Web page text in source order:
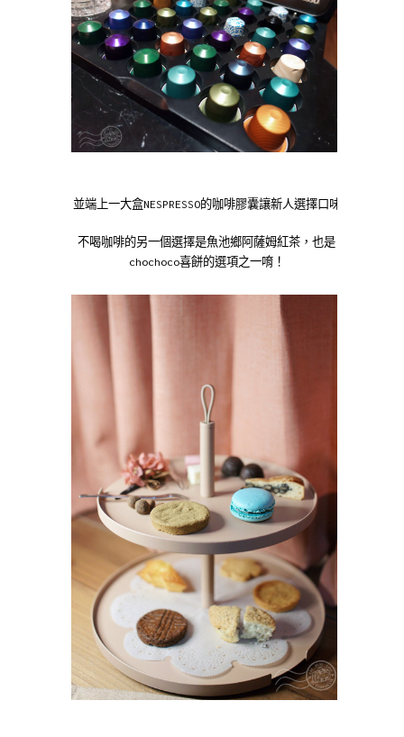
並端上一大盒NESPRESSO的咖啡膠囊讓新人選擇口味
不喝咖啡的另一個選擇是魚池鄉阿薩姆紅茶，也是
chochoco喜餅的選項之一唷！